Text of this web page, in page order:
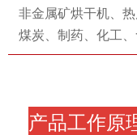
非金属矿烘干机、
煤炭、制药、化工、
产品工作原